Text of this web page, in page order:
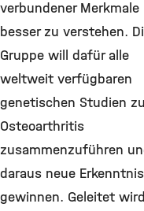
verbundener Merkmale
besser zu verstehen.
Gruppe will dafür alle
weltweit verfügbaren
genetischen Studien
Osteoarthritis
zusammenzuführen
daraus neue
gewinnen. Geleitet wird